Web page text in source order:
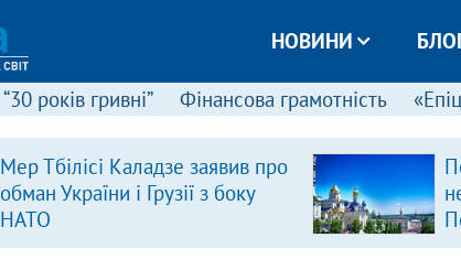
НОВИНИ
“30 років гривні” Фінансова грамотність
Мер Тбілісі Каладзе заявив про
обман України і Грузії з боку
НАТО